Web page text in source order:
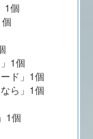
1個
1個
ド」1個
ら」1個
1個